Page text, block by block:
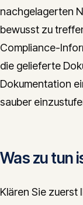
nachgelagerten
bewusst zu
Compliance-
die gelieferte
Dokumentation
sauber
Was zu tun
Klären Sie zuerst